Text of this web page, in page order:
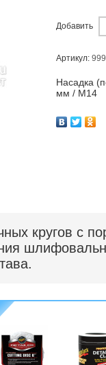
Добавить
Артикул:
Насадка
мм / М14
кругов с